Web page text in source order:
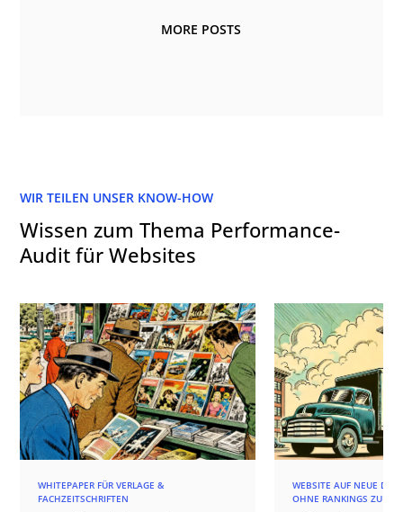
MORE POSTS
WIR TEILEN UNSER KNOW-HOW
Wissen zum Thema Performance-
Audit für Websites
WHITEPAPER FÜR VERLAGE &
FACHZEITSCHRIFTEN
WEBSITE AUF NEUE
OHNE RANKINGS ZU